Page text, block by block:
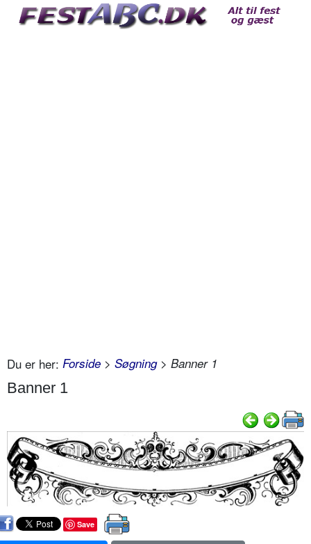
Du er her: Forside > Søgning> Banner 1
Banner 1
Save